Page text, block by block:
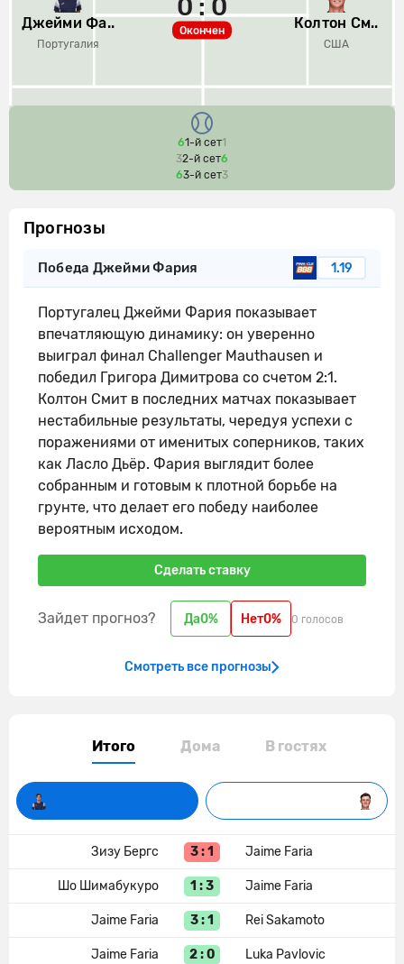
Джейми Фа..
Португалия
Окончен
0 : 0
Колтон См..
США
61-й сет1
32-й сет6
63-й сет3
Прогнозы
Победа Джейми Фария 1.19
Португалец Джейми Фария показывает
впечатляющую динамику: он уверенно
выиграл финал Challenger Mauthausen и
победил Григора Димитрова со счетом 2:1.
Колтон Смит в последних матчах показывает
нестабильные результаты, чередуя успехи с
поражениями от именитых соперников, таких
как Ласло Дьёр. Фария выглядит более
собранным и готовым к плотной борьбе на
грунте, что делает его победу наиболее
вероятным исходом.
Сделать ставку
Зайдет прогноз? Да0% Нет0% 0 голосов
Смотреть все прогнозы
Итого Дома В гостях
Зизу Бергс 3 : 1 Jaime Faria
Шо Шимабукуро 1 : 3 Jaime Faria
Jaime Faria 3 : 1 Rei Sakamoto
Jaime Faria 2 : 0 Luka Pavlovic